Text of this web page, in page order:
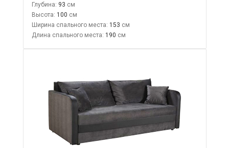
Глубина: 93
Высота: 100
Ширина спального места: 153
Длина спального места: 190